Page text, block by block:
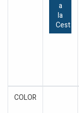
a
la
Cesta
COLOR